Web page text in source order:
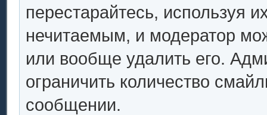
перестарайтесь, используя
нечитаемым, и модератор
или вообще удалить его.
ограничить количество
сообщении.